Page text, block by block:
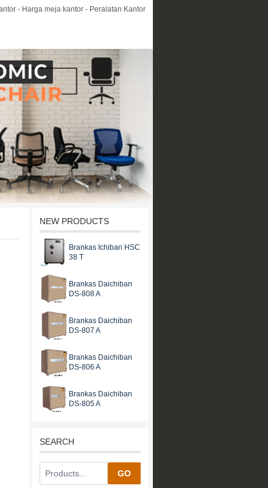
- Harga meja kantor - Peralatan Kantor
NEW PRODUCTS
Brankas Ichiban HSC
38 T
Brankas Daichiban
DS-808 A
Brankas Daichiban
DS-807 A
Brankas Daichiban
DS-806 A
Brankas Daichiban
DS-805 A
SEARCH
GO